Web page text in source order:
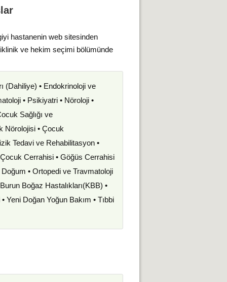
hastanenin web sitesinden
ve hekim seçimi bölümünde
(Dahiliye) • Endokrinoloji ve
• Psikiyatri • Nöroloji •
Sağlığı ve
Nörolojisi • Çocuk
Tedavi ve Rehabilitasyon •
Cerrahisi • Göğüs Cerrahisi
Doğum • Ortopedi ve Travmatoloji
Boğaz Hastalıkları(KBB) •
Yeni Doğan Yoğun Bakım • Tıbbi